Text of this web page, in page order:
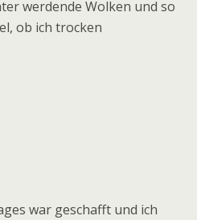
werdende Wolken und so
ob ich trocken
war geschafft und ich